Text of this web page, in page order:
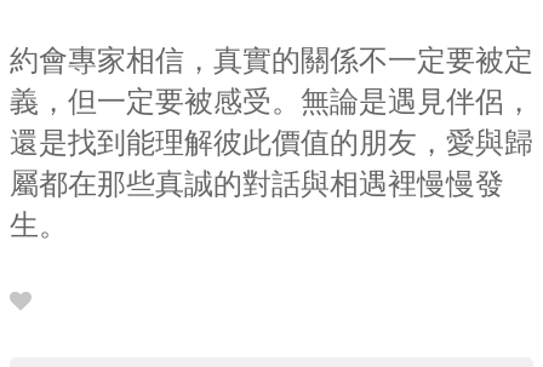
約會專家相信，真實的關係不一定要被定
義，但一定要被感受。無論是遇見伴侶，
還是找到能理解彼此價值的朋友，愛與歸
屬都在那些真誠的對話與相遇裡慢慢發
生。